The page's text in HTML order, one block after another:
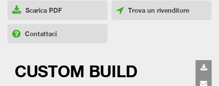
Scarica PDF Trova un rivenditore
Contattaci
CUSTOM BUILD